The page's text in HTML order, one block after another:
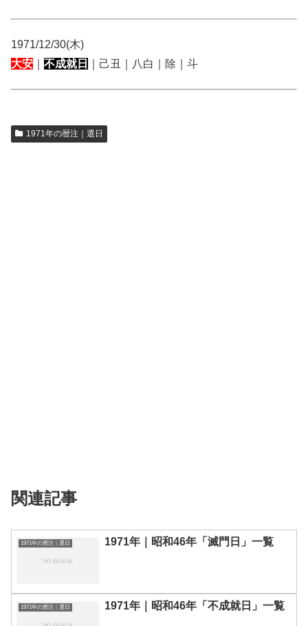
1971/12/30(木)
大安
不成就日 ｜己丑｜八白｜除｜斗
1971年の暦注｜選日
関連記事
1971年の暦注｜選日 1971年｜昭和46年「滅門日」一覧
1971年の暦注｜選日 1971年｜昭和46年「不成就日」一覧